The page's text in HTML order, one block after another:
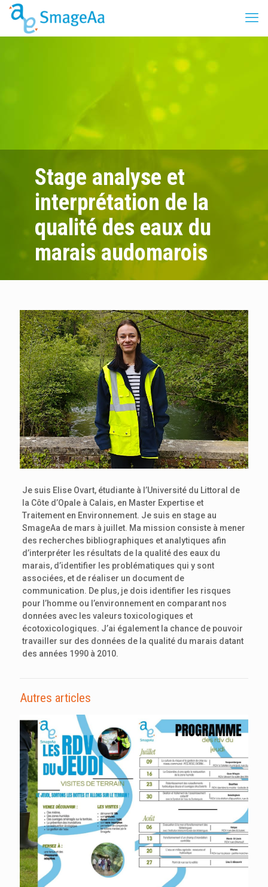
Stage analyse et
interprétation de la
qualité des eaux du
marais audomarois
Je suis Elise Ovart, étudiante à l’Université du Littoral de
la Côte d’Opale à Calais, en Master Expertise et
Traitement en Environnement. Je suis en stage au
SmageAa de mars à juillet. Ma mission consiste à mener
des recherches bibliographiques et analytiques afin
d’interpréter les résultats de la qualité des eaux du
marais, d’identifier les problématiques qui y sont
associées, et de réaliser un document de
communication. De plus, je dois identifier les risques
pour l’homme ou l’environnement en comparant nos
données avec les valeurs toxicologiques et
écotoxicologiques. J’ai également la chance de pouvoir
travailler sur des données de la qualité du marais datant
des années 1990 à 2010.
Autres articles